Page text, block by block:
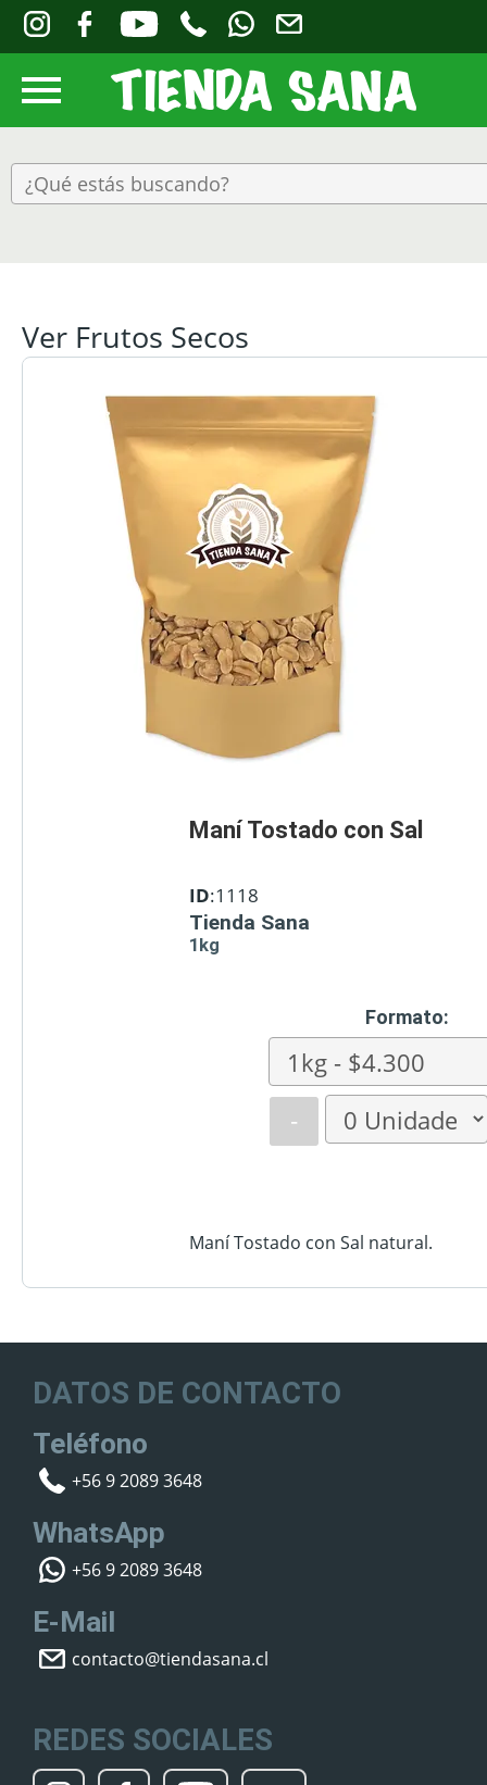
Ver Frutos Secos
Maní Tostado con Sal
ID:1118
Tienda Sana
1kg
Formato:
-
Maní Tostado con Sal natural.
DATOS DE CONTACTO
Teléfono
+56 9 2089 3648
WhatsApp
+56 9 2089 3648
E-Mail
contacto@tiendasana.cl
REDES SOCIALES